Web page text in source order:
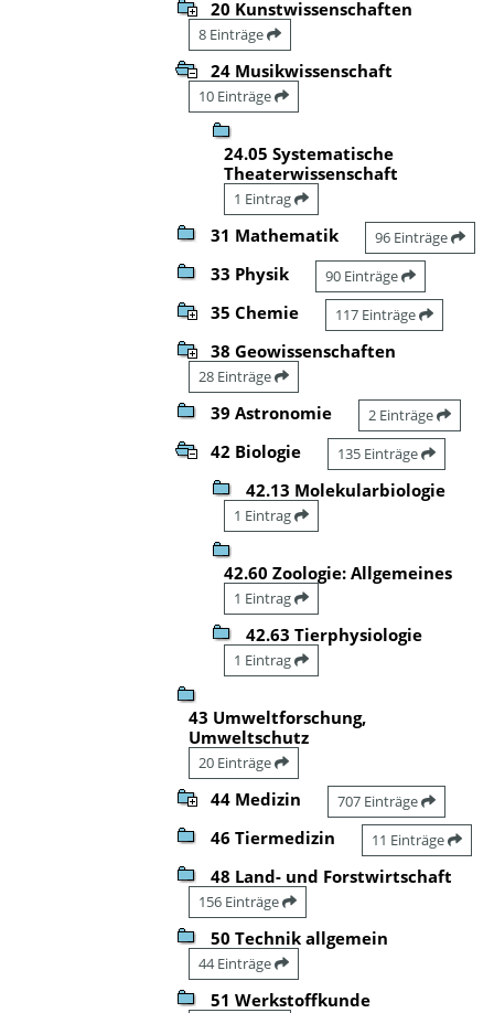
20 Kunstwissenschaften
8 Einträge
24 Musikwissenschaft
10 Einträge
24.05 Systematische
Theaterwissenschaft
1 Eintrag
31 Mathematik 96 Einträge
33 Physik 90 Einträge
35 Chemie 117 Einträge
38 Geowissenschaften
28 Einträge
39 Astronomie 2 Einträge
42 Biologie 135 Einträge
42.13 Molekularbiologie
1 Eintrag
42.60 Zoologie: Allgemeines
1 Eintrag
42.63 Tierphysiologie
1 Eintrag
43 Umweltforschung,
Umweltschutz
20 Einträge
44 Medizin 707 Einträge
46 Tiermedizin 11 Einträge
48 Land- und Forstwirtschaft
156 Einträge
50 Technik allgemein
44 Einträge
51 Werkstoffkunde